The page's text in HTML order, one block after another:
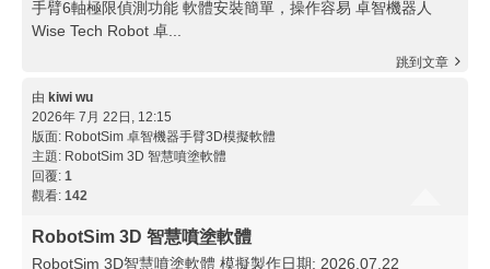
手臂6軸極限偵測功能 軟體安裝簡單，操作容易 卓智機器人
Wise Tech Robot 卓...
跳到文章
由 kiwi wu
2026年 7月 22日, 12:15
版面: RobotSim 卓智機器手臂3D模擬軟體
主題: RobotSim 3D 智慧噴塗軟體
回覆: 1
觀看: 142
RobotSim 3D 智慧噴塗軟體
RobotSim 3D智慧噴塗軟體 模擬製作日期: 2026.07.22